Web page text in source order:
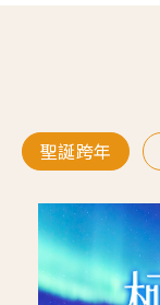
聖誕跨年